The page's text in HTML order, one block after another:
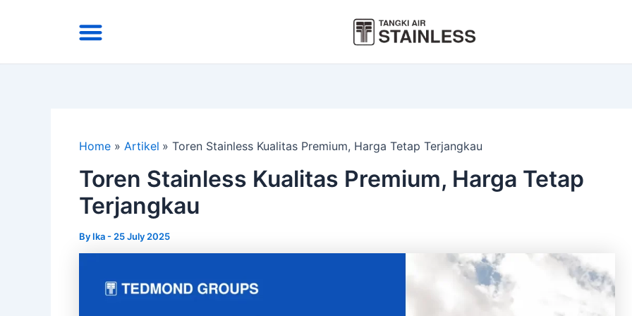
Menu
Home Artikel Toren Stainless Kualitas Premium, Harga Tetap Terjangkau
Toren Stainless Kualitas Premium, Harga Tetap
Terjangkau
By Ika- 25 July 2025